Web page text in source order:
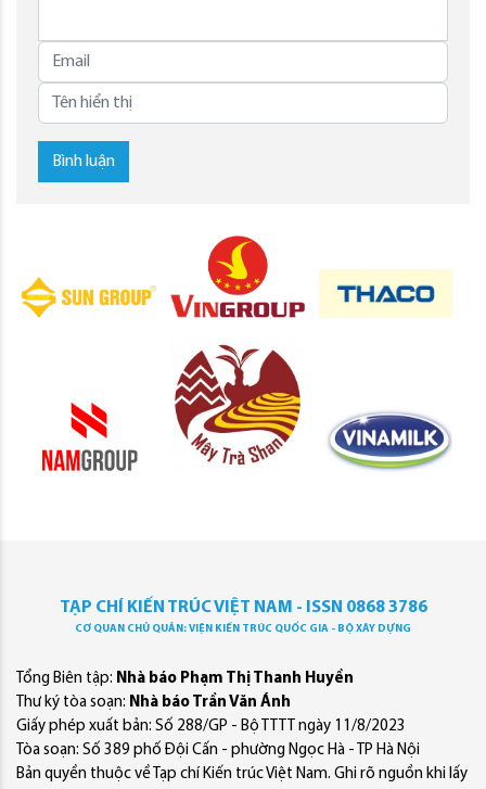
Bình luận
TẠP CHÍ KIẾN TRÚC VIỆT NAM - ISSN 0868 3786
CƠ QUAN CHỦ QUẢN: VIỆN KIẾN TRÚC QUỐC GIA - BỘ XÂY DỰNG
Tổng Biên tập: Nhà báo Phạm Thị Thanh Huyền
Thư ký tòa soạn: Nhà báo Trần Văn Ánh
Giấy phép xuất bản: Số 288/GP - Bộ TTTT ngày 11/8/2023
Tòa soạn: Số 389 phố Đội Cấn - phường Ngọc Hà - TP Hà Nội
Bản quyền thuộc về Tạp chí Kiến trúc Việt Nam. Ghi rõ nguồn khi lấy